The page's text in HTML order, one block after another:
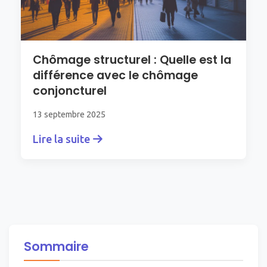
Sommaire
Chômage structurel : Quelle est la
différence avec le chômage
conjoncturel
13 septembre 2025
Lire la suite